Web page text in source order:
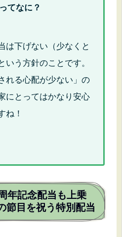
てなに？
は下げない（少なくと
いう方針のことです。
れる心配が少ない」の
にとってはかなり安心
ね！
年記念配当も上乗
節目を祝う特別配当